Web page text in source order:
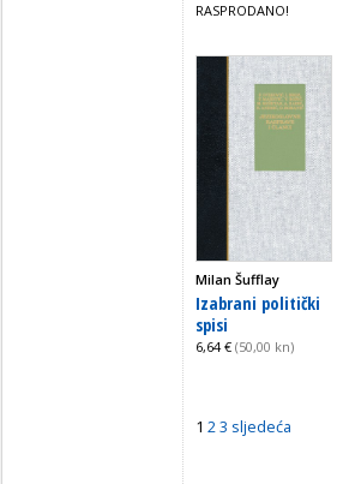
RASPRODANO!
Milan Šufflay
Izabrani politički
spisi
6,64 € (50,00 kn)
1 23 sljedeća